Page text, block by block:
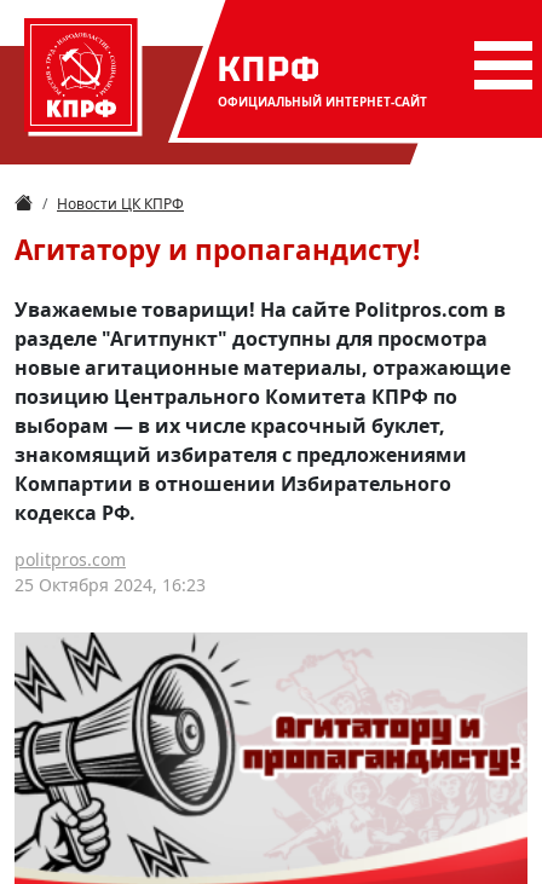
КПРФ
ОФИЦИАЛЬНЫЙ ИНТЕРНЕТ-САЙТ
Новости ЦК КПРФ
Агитатору и пропагандисту!
Уважаемые товарищи! На сайте Politpros.com в
разделе "Агитпункт" доступны для просмотра
новые агитационные материалы, отражающие
позицию Центрального Комитета КПРФ по
выборам — в их числе красочный буклет,
знакомящий избирателя с предложениями
Компартии в отношении Избирательного
кодекса РФ.
politpros.com
25 Октября 2024, 16:23